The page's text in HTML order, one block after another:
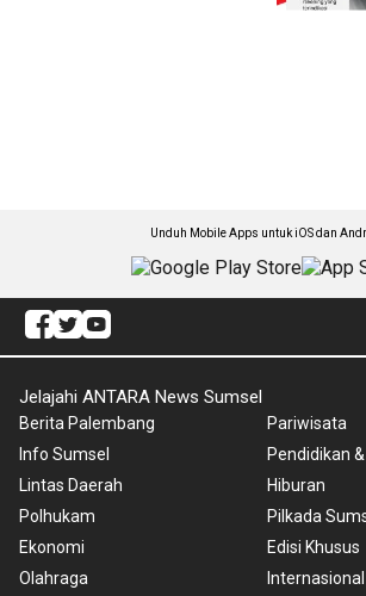
Unduh Mobile Apps untuk iOS dan
Jelajahi ANTARA News Sumsel
Berita Palembang
Info Sumsel
Lintas Daerah
Polhukam
Ekonomi
Olahraga
Pariwisata
Pendidikan
Hiburan
Pilkada
Edisi Khusus
Internasional